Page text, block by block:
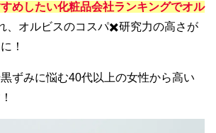
めしたい化粧品会社ランキングでオル
、オルビスのコスパ✖️研究力の高さが
！
ずみに悩む40代以上の女性から高い